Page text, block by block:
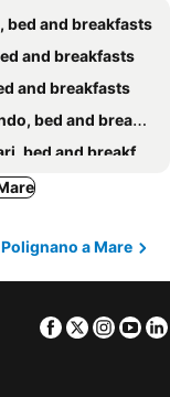
bed and breakfasts
and breakfasts
and breakfasts
bed and breakfasts
bed and breakfasts
bed and breakfasts
breakfasts
bed and breakfasts
bed and breakfasts
Polignano a Mare
Facebook
Twitter